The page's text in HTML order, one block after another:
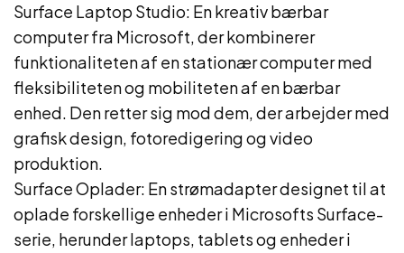
Surface Laptop Studio: En kreativ bærbar
computer fra Microsoft, der kombinerer
funktionaliteten af en stationær computer med
fleksibiliteten og mobiliteten af en bærbar
enhed. Den retter sig mod dem, der arbejder med
grafisk design, fotoredigering og video
produktion.
Surface Oplader: En strømadapter designet til at
oplade forskellige enheder i Microsofts Surface-
serie, herunder laptops, tablets og enheder i